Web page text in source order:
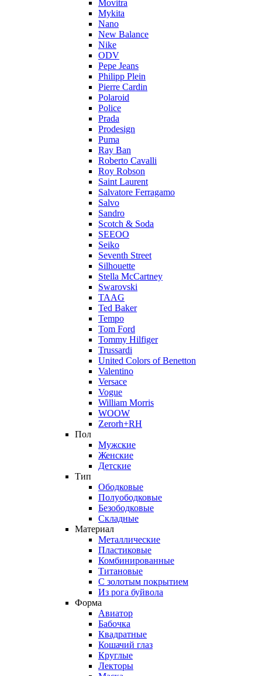
Movitra
Mykita
Nano
New Balance
Nike
ODV
Pepe Jeans
Philipp Plein
Pierre Cardin
Polaroid
Police
Prada
Prodesign
Puma
Ray Ban
Roberto Cavalli
Roy Robson
Saint Laurent
Salvatore Ferragamo
Salvo
Sandro
Scotch & Soda
SEEOO
Seiko
Seventh Street
Silhouette
Stella McCartney
Swarovski
TAAG
Ted Baker
Tempo
Tom Ford
Tommy Hilfiger
Trussardi
United Colors of Benetton
Valentino
Versace
Vogue
William Morris
WOOW
Zerorh+RH
Пол
Мужские
Женские
Детские
Тип
Ободковые
Полуободковые
Безободковые
Складные
Материал
Металлические
Пластиковые
Комбинированные
Титановые
С золотым покрытием
Из рога буйвола
Форма
Авиатор
Бабочка
Квадратные
Кошачий глаз
Круглые
Лекторы